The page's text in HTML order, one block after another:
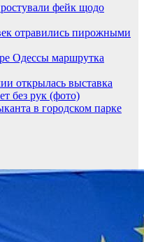
фейк щодо
отравились пирожными
Одессы маршрутка
открылась выставка
без рук (фото)
в городском парке